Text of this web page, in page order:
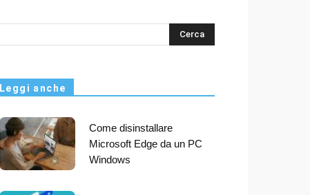
s
Leggi anche
Come disinstallare
Microsoft Edge da un PC
Windows